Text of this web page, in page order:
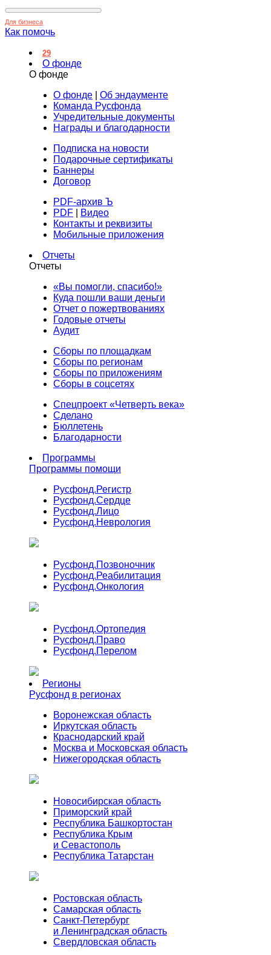
Для бизнеса
Как помочь
29
О фонде
О фонде
О фонде
Об эндаументе
Команда Русфонда
Учредительные документы
Награды и благодарности
Подписка на новости
Подарочные сертификаты
Баннеры
Договор
PDF-архив Ъ
PDF
Видео
Контакты и реквизиты
Мобильные приложения
Отчеты
Отчеты
«Вы помогли, спасибо!»
Куда пошли ваши деньги
Отчет о пожертвованиях
Годовые отчеты
Аудит
Сборы по площадкам
Сборы по регионам
Сборы по приложениям
Сборы в соцсетях
Спецпроект «Четверть века»
Сделано
Бюллетень
Благодарности
Программы
Программы помощи
Русфонд.Регистр
Русфонд.Сердце
Русфонд.Лицо
Русфонд.Неврология
Русфонд.Позвоночник
Русфонд.Реабилитация
Русфонд.Онкология
Русфонд.Ортопедия
Русфонд.Право
Русфонд.Перелом
Регионы
Русфонд в регионах
Воронежская область
Иркутская область
Краснодарский край
Москва и Московская область
Нижегородская область
Новосибирская область
Приморский край
Республика Башкортостан
Республика Крым
и Севастополь
Республика Татарстан
Ростовская область
Самарская область
Санкт-Петербург
и Ленинградская область
Свердловская область